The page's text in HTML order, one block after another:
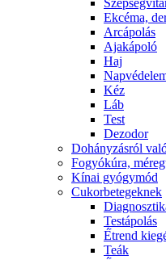
Ekcéma,
Arcápolás
Ajakápoló
Haj
Kéz
Láb
Test
Dezodor
Dohányzásról
Fogyókúra,
Kínai gyógymód
Cukorbetegeknek
Testápolás
É́trend
Teák